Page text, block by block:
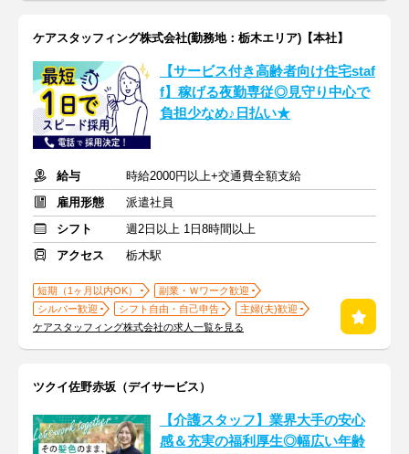
ケアスタッフィング株式会社(勤務地：栃木エリア)【本社】
【サービス付き高齢者向け住宅staf
f】稼げる夜勤専従◎見守り中心で
負担少なめ♪日払い★
給与
時給2000円以上+交通費全額支給
雇用形態
派遣社員
シフト
週2日以上 1日8時間以上
アクセス
栃木駅
短期（1ヶ月以内OK）
副業・Ｗワーク歓迎
シルバー歓迎
シフト自由・自己申告
主婦(夫)歓迎
ケアスタッフィング株式会社の求人一覧を見る
ツクイ佐野赤坂（デイサービス）
【介護スタッフ】業界大手の安心
感＆充実の福利厚生◎幅広い年齢